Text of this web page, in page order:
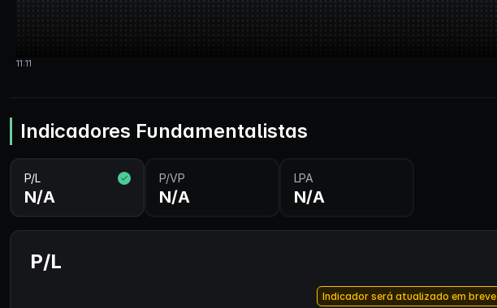
Indicadores Fundamentalistas
P/L
N/A
P/VP
N/A
LPA
N/A
P/L
Indicador será atualizado em breve